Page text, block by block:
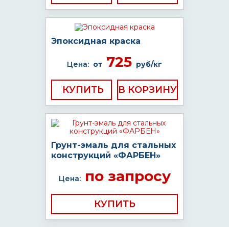
Эпоксидная краска
Цена: от 725 руб/кг
КУПИТЬ
Грунт-эмаль для стальных
конструкций «ФАРБЕН»
Цена:по запросу
КУПИТЬ